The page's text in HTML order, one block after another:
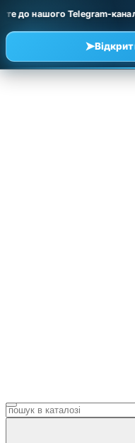
нашого Telegram-каналу!
➤